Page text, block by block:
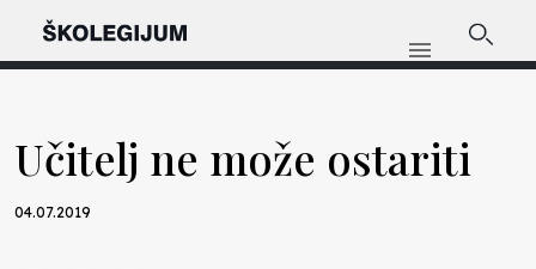
Učitelj ne može ostariti
04.07.2019